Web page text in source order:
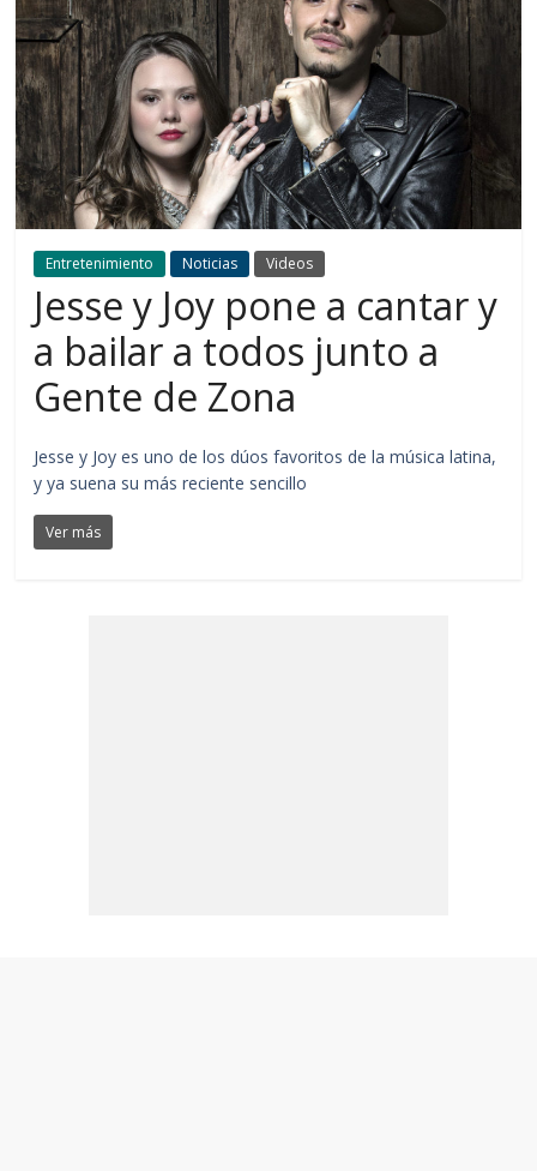
Entretenimiento Noticias Videos
Jesse y Joy pone a cantar y
a bailar a todos junto a
Gente de Zona
Jesse y Joy es uno de los dúos favoritos de la música latina,
y ya suena su más reciente sencillo
Ver más